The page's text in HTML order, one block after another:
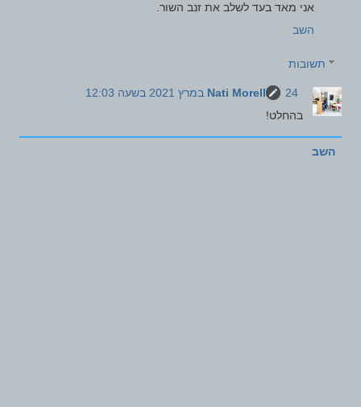
אני מאד בעד לשלב את זנב השור.
השב
תשובות
Nati Morell
24 במרץ 2021 בשעה 12:03
בהחלט!
השב